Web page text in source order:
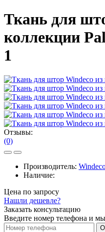
Ткань для
коллекции
1
Отзывы:
(0)
Производитель:
Наличие:
Цена по запросу
Нашли дешевле?
Заказать консультацию
Введите номер телефона и